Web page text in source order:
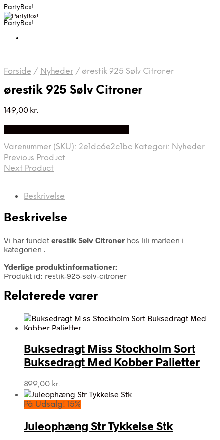
PartyBox!
PartyBox!
Forside / Nyheder / ørestik 925 Sølv Citroner
ørestik 925 Sølv Citroner
149,00 kr.
Varenummer (SKU): 2e1dc6e2c1bc Kategori: Nyheder
Previous Product
Next Product
Beskrivelse
Beskrivelse
Vi har fundet ørestik Sølv Citroner hos lili marleen i
kategorien .
Yderlige produktinformationer:
Produkt id: restik-925-sølv-citroner
Relaterede varer
Buksedragt Miss Stockholm Sort
Buksedragt Med Kobber Palietter
899,00 kr.
På Udsalg! 15%
Juleophæng Str Tykkelse Stk